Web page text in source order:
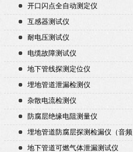
开口闪点全自动测定仪
互感器测试仪
耐电压测试仪
电缆故障测试仪
地下管线探测定位仪
埋地管道泄漏检测仪
杂散电流检测仪
防腐层绝缘电阻测量仪
埋地管道防腐层探测检漏仪（音频
检漏仪）
地下管道可燃气体泄漏测试仪